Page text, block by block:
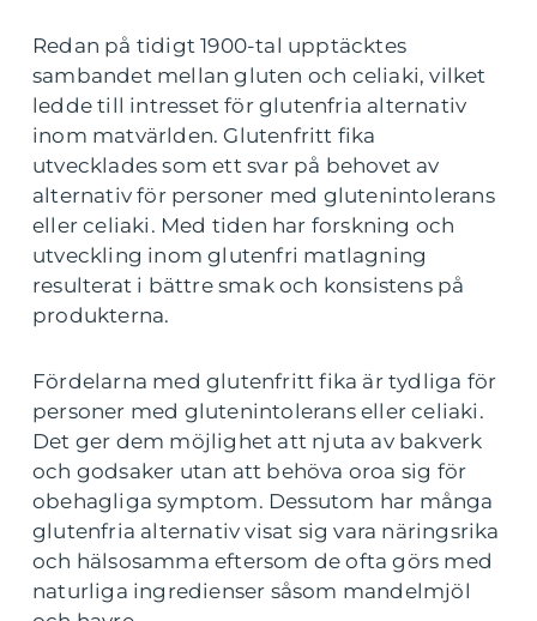
Redan på tidigt 1900-tal upptäcktes
sambandet mellan gluten och celiaki, vilket
ledde till intresset för glutenfria alternativ
inom matvärlden. Glutenfritt fika
utvecklades som ett svar på behovet av
alternativ för personer med glutenintolerans
eller celiaki. Med tiden har forskning och
utveckling inom glutenfri matlagning
resulterat i bättre smak och konsistens på
produkterna.
Fördelarna med glutenfritt fika är tydliga för
personer med glutenintolerans eller celiaki.
Det ger dem möjlighet att njuta av bakverk
och godsaker utan att behöva oroa sig för
obehagliga symptom. Dessutom har många
glutenfria alternativ visat sig vara näringsrika
och hälsosamma eftersom de ofta görs med
naturliga ingredienser såsom mandelmjöl